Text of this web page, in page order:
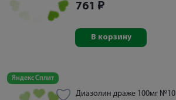
761 ₽
В корзину
Яндекс Сплит
Диазолин драже 100мг №10